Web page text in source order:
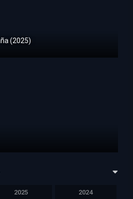
(2025)
2025 2024